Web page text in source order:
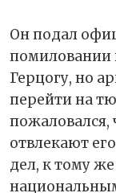
Он подал
помиловании
Герцогу, но
перейти на
пожаловался,
отвлекают
дел, к тому